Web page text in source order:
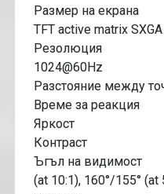
Размер на
TFT active matrix
1024@60Hz
Разстояние между
Време за
Яркост
Ъгъл на
(at 10:1), 160°/155° (at